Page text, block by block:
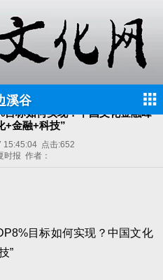
溪谷
目标如何实现？中国文化金融峰
+金融+科技”
15:45:04 点击:652
时报 作者：